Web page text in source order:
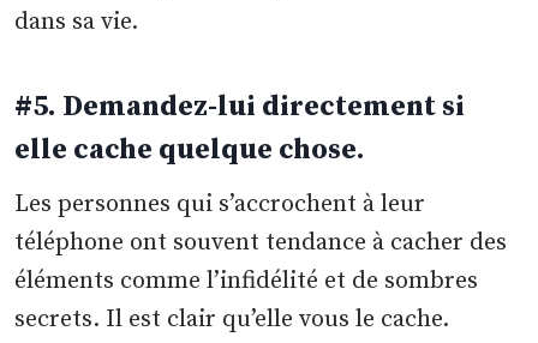
dans sa vie.
#5. Demandez-lui directement si
elle cache quelque chose.
Les personnes qui s’accrochent à leur
téléphone ont souvent tendance à cacher des
éléments comme l’infidélité et de sombres
secrets. Il est clair qu’elle vous le cache.